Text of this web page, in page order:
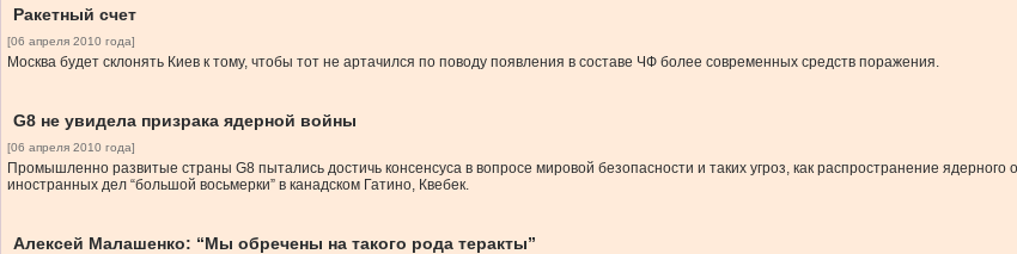
Ракетный счет
[06 апреля 2010 года]
Москва будет склонять Киев к тому, чтобы тот не артачился по поводу появления в составе ЧФ более современных средств поражения.
G8 не увидела призрака ядерной войны
[06 апреля 2010 года]
Промышленно развитые страны G8 пытались достичь консенсуса в вопросе мировой безопасности и таких угроз, как распространение
иностранных дел “большой восьмерки” в канадском Гатино, Квебек.
Алексей Малашенко: “Мы обречены на такого рода теракты”